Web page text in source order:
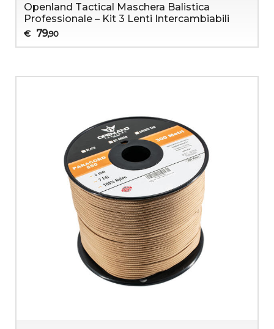
Openland Tactical Maschera Balistica
Professionale – Kit 3 Lenti Intercambiabili
€ 79,90